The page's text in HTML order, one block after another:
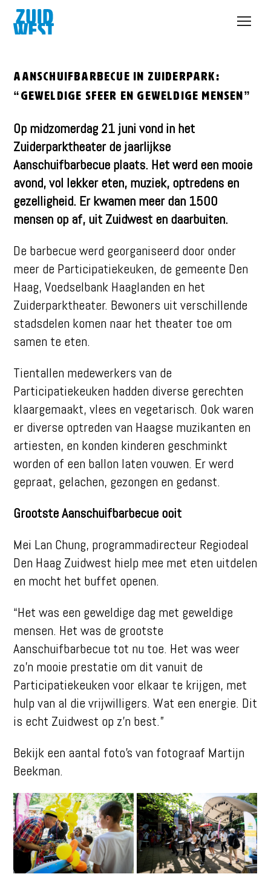
Open
Aanschuifbarbecue in Zuiderpark:
“geweldige sfeer en geweldige mensen”
Op midzomerdag 21 juni vond in het
Zuiderparktheater de jaarlijkse
Aanschuifbarbecue plaats. Het werd een mooie
avond, vol lekker eten, muziek, optredens en
gezelligheid. Er kwamen meer dan 1500
mensen op af, uit Zuidwest en daarbuiten.
De barbecue werd georganiseerd door onder
meer de Participatiekeuken, de gemeente Den
Haag, Voedselbank Haaglanden en het
Zuiderparktheater. Bewoners uit verschillende
stadsdelen komen naar het theater toe om
samen te eten.
Tientallen medewerkers van de
Participatiekeuken hadden diverse gerechten
klaargemaakt, vlees en vegetarisch. Ook waren
er diverse optreden van Haagse muzikanten en
artiesten, en konden kinderen geschminkt
worden of een ballon laten vouwen. Er werd
gepraat, gelachen, gezongen en gedanst.
Grootste Aanschuifbarbecue ooit
Mei Lan Chung, programmadirecteur Regiodeal
Den Haag Zuidwest hielp mee met eten uitdelen
en mocht het buffet openen.
“Het was een geweldige dag met geweldige
mensen. Het was de grootste
Aanschuifbarbecue tot nu toe. Het was weer
zo’n mooie prestatie om dit vanuit de
Participatiekeuken voor elkaar te krijgen, met
hulp van al die vrijwilligers. Wat een energie. Dit
is echt Zuidwest op z’n best.”
Bekijk een aantal foto’s van fotograaf Martijn
Beekman.